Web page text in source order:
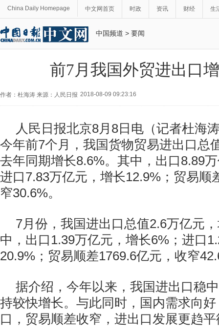
China Daily Homepage 中文网首页 时政 资讯 财经 生
中国频道 > 要闻
前7月我国外贸进出口
作者：杜海涛 来源：人民日报 2018-08-09 09:23:16
人民日报北京8月8日电（记者杜海
今年前7个月，我国货物贸易进出口总
去年同期增长8.6%。其中，出口8.89
进口7.83万亿元，增长12.9%；贸易顺
窄30.6%。
7月份，我国进出口总值2.6万亿元
中，出口1.39万亿元，增长6%；进口
20.9%；贸易顺差1769.6亿元，收窄
据介绍，今年以来，我国进出口稳
持较快增长。与此同时，国内需求向
口，贸易顺差收窄，进出口发展更趋